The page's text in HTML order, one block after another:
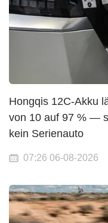
Hongqis 12C-Akku
von 10 auf 97 % —
kein Serienauto
07:26 06-08-2026